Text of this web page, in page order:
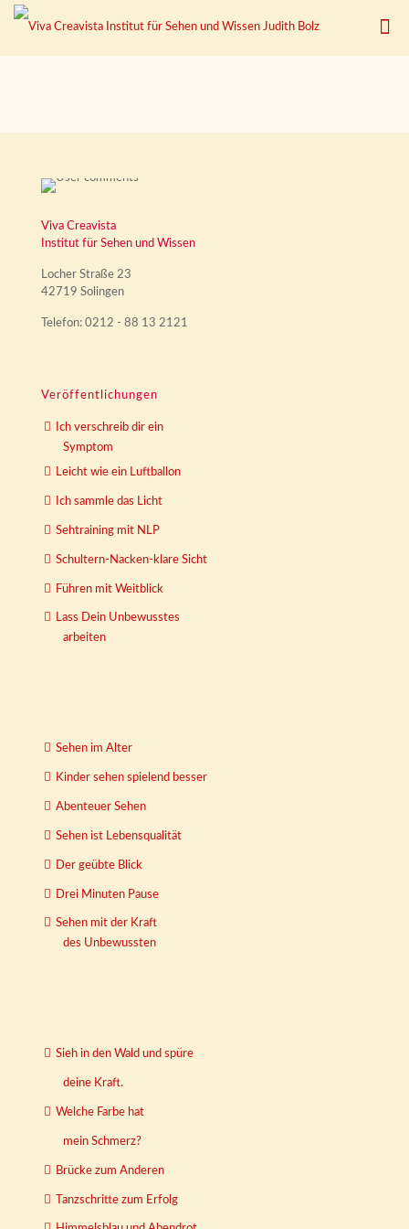
Viva Creavista
Institut für Sehen und Wissen
Locher Straße 23
42719 Solingen
Telefon: 0212 - 88 13 2121
Veröffentlichungen
Ich verschreib dir ein
Symptom
Leicht wie ein Luftballon
Ich sammle das Licht
Sehtraining mit NLP
Schultern-Nacken-klare Sicht
Führen mit Weitblick
Lass Dein Unbewusstes
arbeiten
Sehen im Alter
Kinder sehen spielend besser
Abenteuer Sehen
Sehen ist Lebensqualität
Der geübte Blick
Drei Minuten Pause
Sehen mit der Kraft
des Unbewussten
Sieh in den Wald und spüre
deine Kraft.
Welche Farbe hat
mein Schmerz?
Brücke zum Anderen
Tanzschritte zum Erfolg